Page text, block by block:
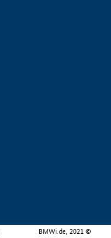
BMWi.de, 2021 ©